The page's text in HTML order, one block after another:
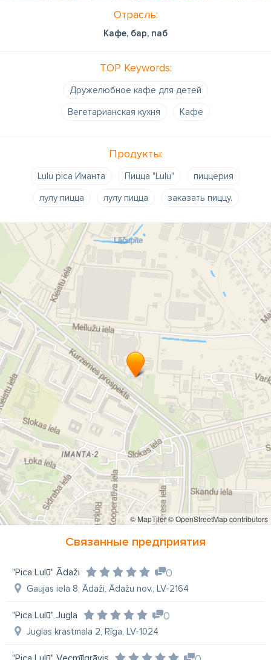
Отрасль:
Кафе, бар, паб
TOP Keywords:
Дружелюбное кафе для детей
Вегетарианская кухня
Кафе
Продукты:
Lulu pica Иманта Пицца "Lulu"
пиццерия
лулу пицца
лулу пицца заказать пиццу.
© MapTiler© OpenStreetMap contributors
Связанные предприятия
"Pica Lulū" Ādaži 0
Gaujas iela 8, Ādaži, Ādažu nov., LV-2164
"Pica Lulū" Jugla 0
Juglas krastmala 2, Rīga, LV-1024